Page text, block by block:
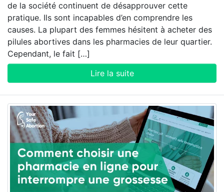
de la société continuent de désapprouver cette
pratique. Ils sont incapables d’en comprendre les
causes. La plupart des femmes hésitent à acheter des
pilules abortives dans les pharmacies de leur quartier.
Cependant, le fait […]
Lire la suite